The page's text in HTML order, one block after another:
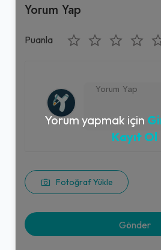
Yorum Yap
Puanla
Fotoğraf Yükle
Yorum yapmak için
Kayıt Ol